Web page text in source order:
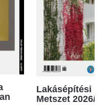
Lakásépítési
Metszet 2026/2.